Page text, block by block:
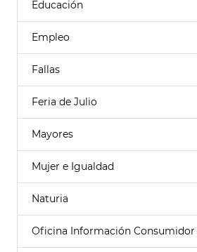
Educación
Empleo
Fallas
Feria de Julio
Mayores
Mujer e Igualdad
Naturia
Oficina Información Consumidor